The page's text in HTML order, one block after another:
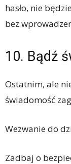
hasło, nie
bez
10. Bądź
Ostatnim, ale
świadomość
Wezwanie do
Zadbaj o